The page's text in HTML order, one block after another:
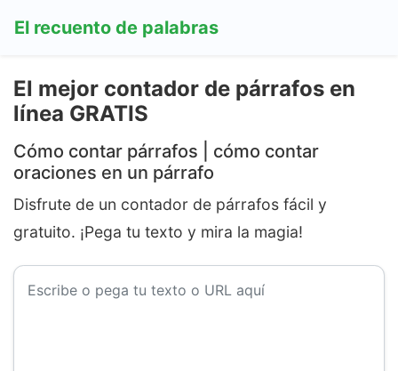
El recuento de palabras
El mejor contador de párrafos en
línea GRATIS
Cómo contar párrafos | cómo contar
oraciones en un párrafo
Disfrute de un contador de párrafos fácil y
gratuito. ¡Pega tu texto y mira la magia!